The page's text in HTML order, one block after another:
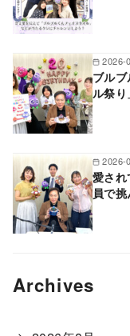
2026-
ブル
ル祭り
2026-
愛さ
員で
Archives